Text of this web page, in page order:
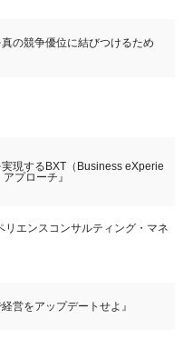
真の競争優位に結びつけるため
実現するBXT（Business eXperie
プローチ』
エンスコンサルティング・マネ
営をアップデートせよ』